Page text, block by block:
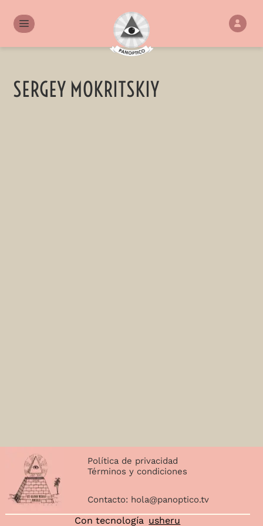
SERGEY MOKRITSKIY
Política de privacidad
Términos y condiciones
Contacto: hola@panoptico.tv
Con tecnología usheru